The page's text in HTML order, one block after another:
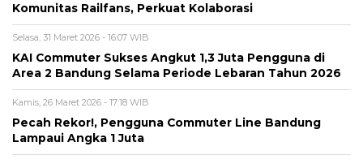
Komunitas Railfans, Perkuat Kolaborasi
Selasa, 31 Maret 2026 - 16:07 WIB
KAI Commuter Sukses Angkut 1,3 Juta Pengguna di
Area 2 Bandung Selama Periode Lebaran Tahun 2026
Kamis, 26 Maret 2026 - 17:18 WIB
Pecah Rekor!, Pengguna Commuter Line Bandung
Lampaui Angka 1 Juta